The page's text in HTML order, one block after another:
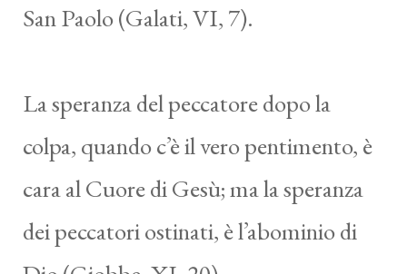
San Paolo (Galati, VI, 7).
La speranza del peccatore dopo la
colpa, quando c’è il vero pentimento, è
cara al Cuore di Gesù; ma la speranza
dei peccatori ostinati, è l’abominio di